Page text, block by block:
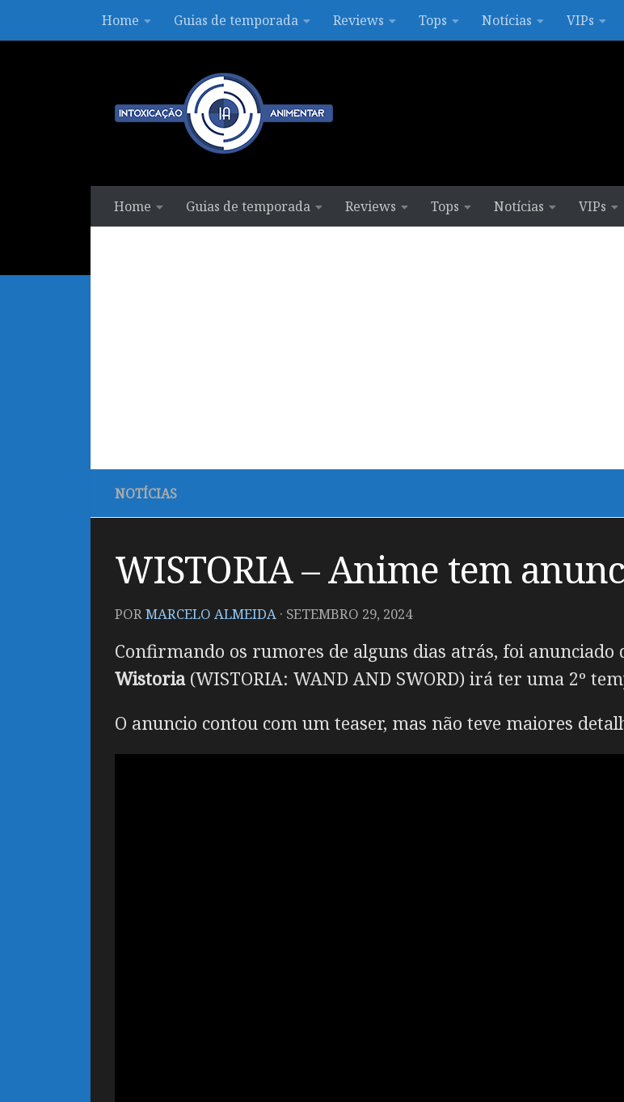
Skip to contentHome Guias de temporada Reviews Tops Notícias VIPs
Home Guias de temporada Reviews Tops Notícias VIPs
NOTÍCIAS
WISTORIA – Anime tem
PORMARCELO ALMEIDA · SETEMBRO 29, 2024
Confirmando os rumores de alguns dias atrás, foi anunciado
Wistoria(WISTORIA: WAND AND SWORD) irá ter uma 2º
O anuncio contou com um teaser, mas não teve maiores